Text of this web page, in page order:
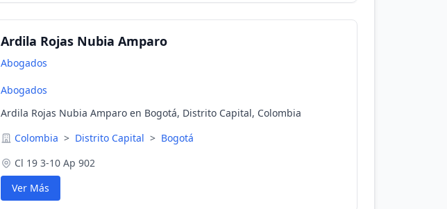
Ardila Rojas Nubia Amparo
Abogados
Abogados
Ardila Rojas Nubia Amparo en Bogotá, Distrito Capital, Colombia
Colombia > Distrito Capital > Bogotá
Cl 19 3-10 Ap 902
Ver Más